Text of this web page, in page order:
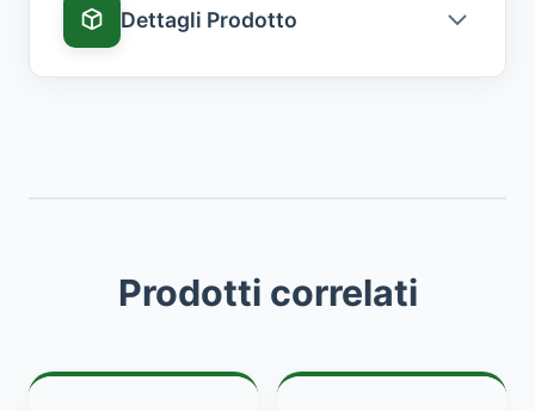
Dettagli Prodotto
Prodotti correlati